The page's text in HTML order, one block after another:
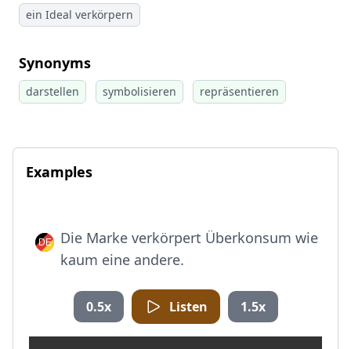
ein Ideal verkörpern
Synonyms
darstellen symbolisieren repräsentieren
Examples
Die Marke verkörpert Überkonsum wie
kaum eine andere.
0.5x Listen 1.5x